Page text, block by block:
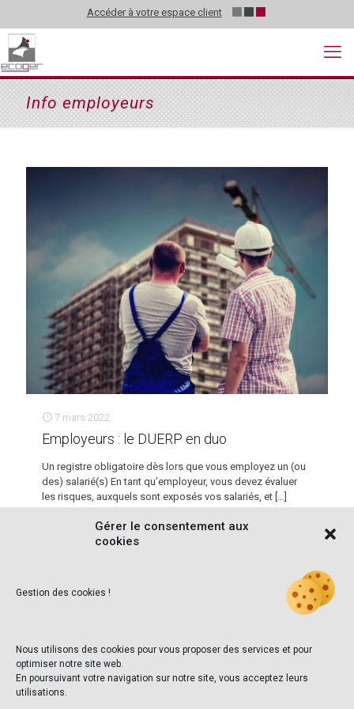
Gérer le consentement aux
cookies
Gestion des cookies !
Nous utilisons des cookies pour vous proposer des services et pour
optimiser notre site web.
En poursuivant votre navigation sur notre site, vous acceptez leurs
utilisations.
Accéder à votre espace client
Info employeurs
7 mars 2022
Employeurs : le DUERP en duo
Un registre obligatoire dès lors que vous employez un (ou
des) salarié(s) En tant qu’employeur, vous devez évaluer
les risques, auxquels sont exposés vos salariés, et […]
inscrit au tableau de l'Ordre des Experts Comptables